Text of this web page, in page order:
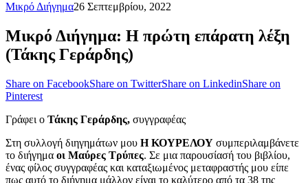
Μικρό Διήγημα26 Σεπτεμβρίου, 2022
Μικρό Διήγημα: Η πρώτη επάρατη λέξη
(Τάκης Γεράρδης)
Share on FacebookShare on TwitterShare on LinkedinShare on
Pinterest
Γράφει ο Τάκης Γεράρδης, συγγραφέας
Στη συλλογή διηγημάτων μου Η ΚΟΥΡΕΛΟΥ συμπεριλαμβάνετε
το διήγημα οι Μαύρες Τρύπες. Σε μια παρουσίασή του βιβλίου,
ένας φίλος συγγραφέας και καταξιωμένος μεταφραστής μου είπε
πως αυτό το διήγημα μάλλον είναι το καλύτερο από τα 38 της